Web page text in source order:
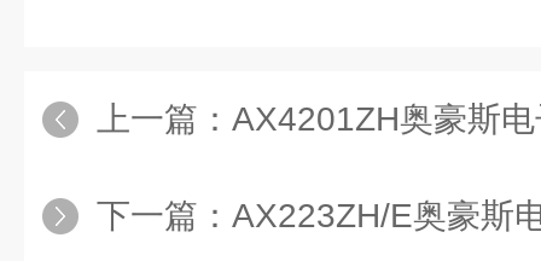
上一篇： AX4201ZH奥豪斯
下一篇： AX223ZH/E奥豪斯